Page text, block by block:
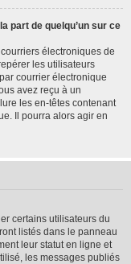
part de quelqu’un sur ce
électroniques de
les utilisateurs
courrier électronique
avez reçu à un
les en-têtes contenant
Il pourra alors agir en
certains utilisateurs du
listés dans le panneau
leur statut en ligne et
les messages publiés